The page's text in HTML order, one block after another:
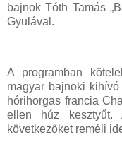
bajnok Tóth Tamás
Gyulával.
A programban
magyar bajnoki kihívó
hórihorgas francia
ellen húz
következőket reméli